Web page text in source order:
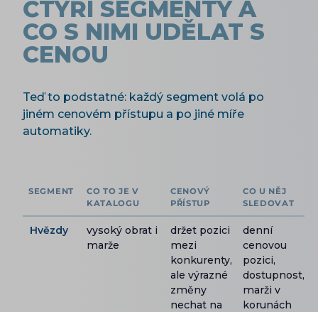
ČTYŘI SEGMENTY A
CO S NIMI UDĚLAT S
CENOU
Teď to podstatné: každý segment volá po
jiném cenovém přístupu a po jiné míře
automatiky.
SEGMENT
CO TO JE V
KATALOGU
CENOVÝ
PŘÍSTUP
CO U NĚJ
SLEDOVAT
Hvězdy
vysoký obrat i
marže
držet pozici
mezi
konkurenty,
ale výrazné
změny
nechat na
denní
cenovou
pozici,
dostupnost,
marži v
korunách